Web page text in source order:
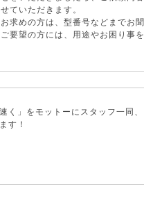
ていただきます。
求めの方は、型番号などまでお
要望の方には、用途やお困り事
く」をモットーにスタッフ一同
す！